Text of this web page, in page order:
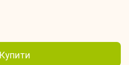
Купити